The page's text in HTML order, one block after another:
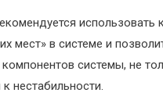
использовать
мест» в системе и
системы, не
нестабильности.